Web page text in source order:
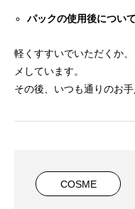
パックの使用後について
軽くすすいでいただくか
メしています。
その後、いつも通りのお
COSME